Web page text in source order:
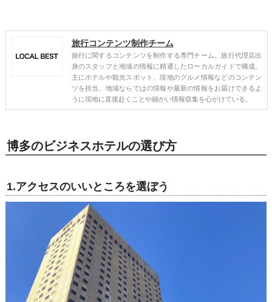
旅行コンテンツ制作チーム
旅行に関するコンテンツを制作する専門チーム。旅行代理店出
身のスタッフと地域の情報に精通したローカルガイドで構成。
主にホテルや観光スポット、現地のグルメ情報などのコンテン
ツを担当。地域ならではの情報や最新の情報をお届けできるよ
うに現地に直接赴くことや細かい情報収集を心がけている。
博多のビジネスホテルの選び方
1.アクセスのいいところを選ぼう